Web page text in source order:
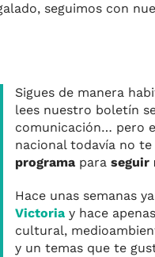
seguimos con
Sigues de manera
lees nuestro boletín
comunicación… pero
nacional todavía no
programa para seguir
Hace unas semanas
Victoria y hace
cultural,
y un temas que te